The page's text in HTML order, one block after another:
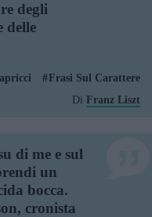
degli
delle
Frasi Sul Carattere
Di Franz Liszt
di me e sul
un
bocca.
cronista